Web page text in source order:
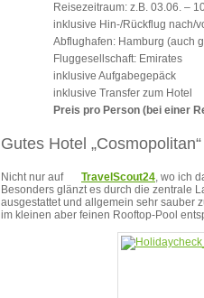
Reisezeitraum: z.B. 03.06. –
inklusive Hin-/Rückflug nach/
Abflughafen: Hamburg (auch
Fluggesellschaft: Emirates
inklusive Aufgabegepäck
inklusive Transfer zum Hotel
Preis pro Person (bei einer
Gutes Hotel
Nicht nur auf TravelScout24, wo ich
Besonders glänzt es durch die zentrale
ausgestattet und allgemein sehr sauber
im kleinen aber feinen Rooftop-Pool